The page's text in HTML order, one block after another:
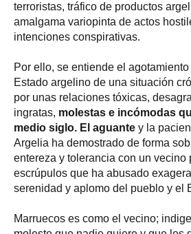
terroristas, tráfico de productos
amalgama variopinta de actos
intenciones conspirativas.
Por ello, se entiende el
Estado argelino de una situación
por unas relaciones tóxicas,
ingratas, molestas e incómodas
medio siglo. El aguante y la
Argelia ha demostrado de forma
entereza y tolerancia con un vecino
escrúpulos que ha abusado
serenidad y aplomo del pueblo y el
Marruecos es como el vecino;